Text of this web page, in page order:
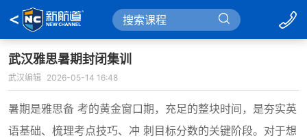
武汉雅思暑期封闭集训
武汉编辑 2026-05-14 16:48
暑期是雅思备 考的黄金窗口期，充足的整块时间，是夯实英
语基础、梳理考点技巧、冲 刺目标分数的关键阶段。对于想